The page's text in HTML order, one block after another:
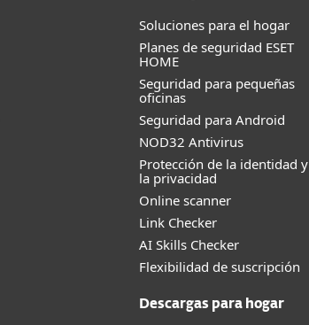
Soluciones para el hogar
Planes de seguridad ESET
HOME
Seguridad para pequeñas
oficinas
Seguridad para Android
NOD32 Antivirus
Protección de la identidad y
la privacidad
Online scanner
Link Checker
AI Skills Checker
Flexibilidad de suscripción
Descargas para hogar